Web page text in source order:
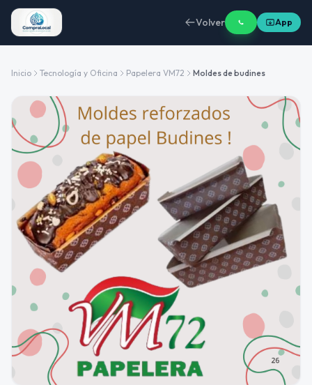
Volver App
Inicio Tecnología y Oficina Papelera VM72 Moldes de budines